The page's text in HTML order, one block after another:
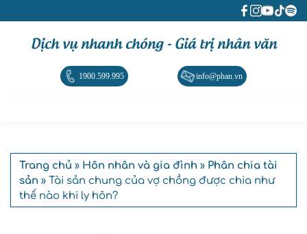
Dịch vụ nhanh chóng - Giá trị nhân văn
1900.599.995 info@phan.vn
Trang chủ » Hôn nhân và gia đình » Phân chia tài
sản » Tài sản chung của vợ chồng được chia như
thế nào khi ly hôn?